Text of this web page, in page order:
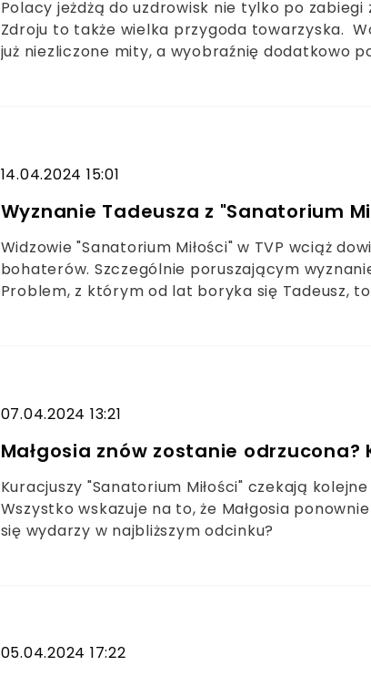
Polacy jeżdżą do uzdrowisk nie tylko po
Zdroju to także wielka przygoda towarzyska.
już niezliczone mity, a wyobraźnię dodatkowo
14.04.2024 15:01
Wyznanie Tadeusza z "Sanatorium
Widzowie "Sanatorium Miłości" w TVP wciąż
bohaterów. Szczególnie poruszającym
Problem, z którym od lat boryka się Tadeusz,
07.04.2024 13:21
Małgosia znów zostanie odrzucona?
Kuracjuszy "Sanatorium Miłości" czekają
Wszystko wskazuje na to, że Małgosia
się wydarzy w najbliższym odcinku?
05.04.2024 17:22